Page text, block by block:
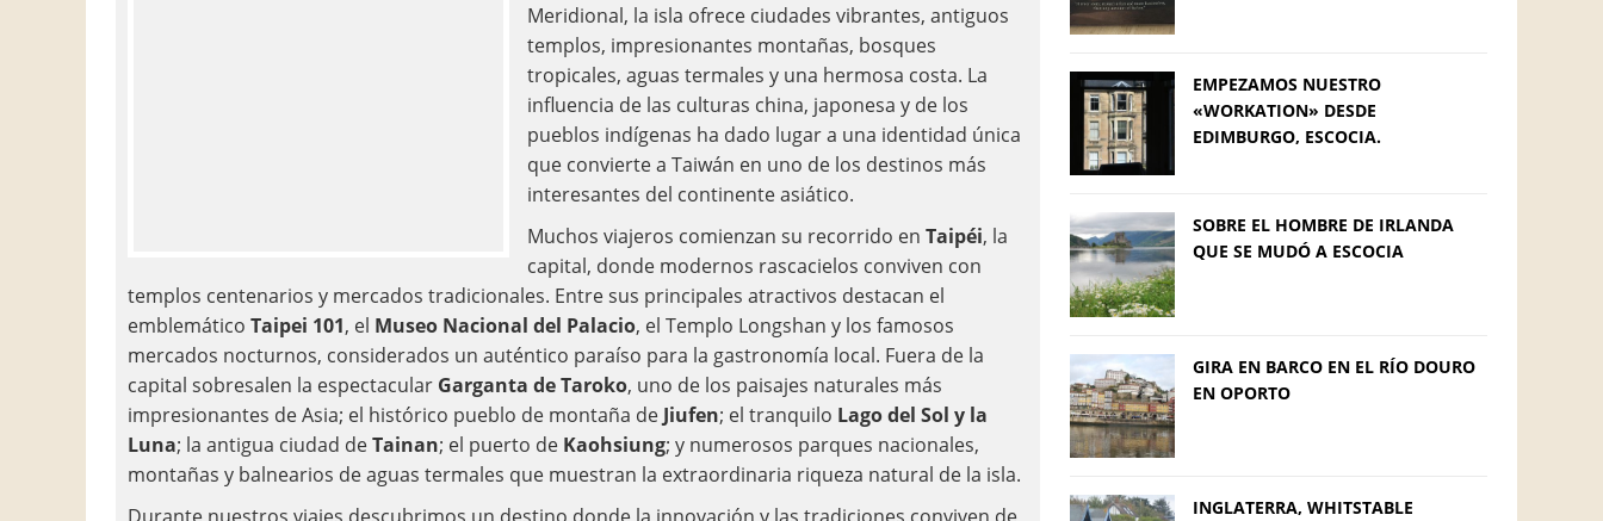
Meridional, la isla ofrece ciudades vibrantes, antiguos
templos, impresionantes montañas, bosques
tropicales, aguas termales y una hermosa costa. La
influencia de las culturas china, japonesa y de los
pueblos indígenas ha dado lugar a una identidad única
que convierte a Taiwán en uno de los destinos más
interesantes del continente asiático.
Muchos viajeros comienzan su recorrido en Taipéi, la
capital, donde modernos rascacielos conviven con
templos centenarios y mercados tradicionales. Entre sus principales atractivos destacan el
emblemático Taipei 101, el Museo Nacional del Palacio, el Templo Longshan y los famosos
mercados nocturnos, considerados un auténtico paraíso para la gastronomía local. Fuera de la
capital sobresalen la espectacular Garganta de Taroko, uno de los paisajes naturales más
impresionantes de Asia; el histórico pueblo de montaña de Jiufen; el tranquilo Lago del Sol y la
Luna; la antigua ciudad deTainan; el puerto de Kaohsiung; y numerosos parques nacionales,
montañas y balnearios de aguas termales que muestran la extraordinaria riqueza natural de la isla.
EMPEZAMOS NUESTRO
«WORKATION» DESDE
EDIMBURGO, ESCOCIA.
SOBRE EL HOMBRE DE IRLANDA
QUE SE MUDÓ A ESCOCIA
GIRA EN BARCO EN EL RÍO DOURO
EN OPORTO
INGLATERRA, WHITSTABLE